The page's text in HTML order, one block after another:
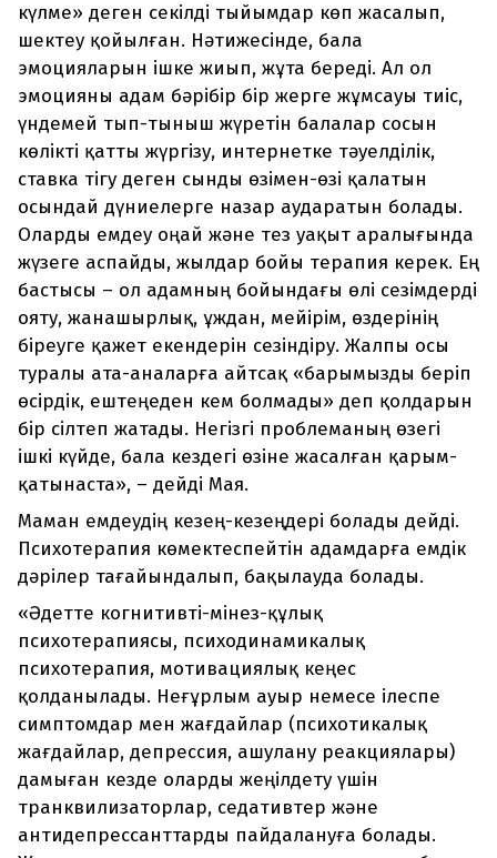
күлме» деген секілді тыйымдар көп жасалып,
шектеу қойылған. Нәтижесінде, бала
эмоцияларын ішке жиып, жұта береді. Ал ол
эмоцияны адам бәрібір бір жерге жұмсауы тиіс,
үндемей тып-тыныш жүретін балалар сосын
көлікті қатты жүргізу, интернетке тәуелділік,
ставка тігу деген сынды өзімен-өзі қалатын
осындай дүниелерге назар аударатын болады.
Оларды емдеу оңай және тез уақыт аралығында
жүзеге аспайды, жылдар бойы терапия керек. Ең
бастысы – ол адамның бойындағы өлі сезімдерді
ояту, жанашырлық, ұждан, мейірім, өздерінің
біреуге қажет екендерін сезіндіру. Жалпы осы
туралы ата-аналарға айтсақ «барымызды беріп
өсірдік, ештеңеден кем болмады» деп қолдарын
бір сілтеп жатады. Негізгі проблеманың өзегі
ішкі күйде, бала кездегі өзіне жасалған қарым-
қатынаста», – дейді Мая.
Маман емдеудің кезең-кезеңдері болады дейді.
Психотерапия көмектеспейтін адамдарға емдік
дәрілер тағайындалып, бақылауда болады.
«Әдетте когнитивті-мінез-құлық
психотерапиясы, психодинамикалық
психотерапия, мотивациялық кеңес
қолданылады. Неғұрлым ауыр немесе ілеспе
симптомдар мен жағдайлар (психотикалық
жағдайлар, депрессия, ашулану реакциялары)
дамыған кезде оларды жеңілдету үшін
транквилизаторлар, седативтер және
антидепрессанттарды пайдалануға болады.